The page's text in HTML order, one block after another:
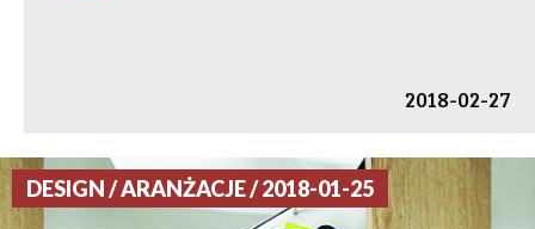
2018-02-27
DESIGN / ARANŻACJE / 2018-01-25